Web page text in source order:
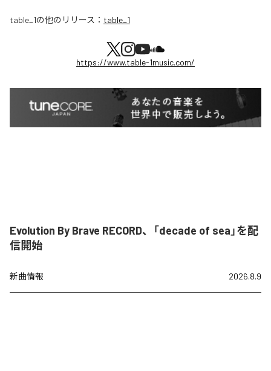
table_1の他のリリース： table_1
https://www.table-1music.com/
Evolution By Brave RECORD、「decade of sea」を配
信開始
新曲情報 2026.8.9